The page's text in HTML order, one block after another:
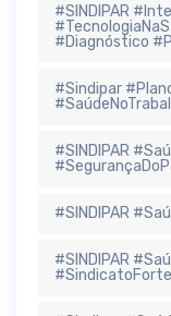
#SINDIPAR
#Diagnóstico
#Sindipar
#SINDIPAR
#SINDIPAR
#SINDIPAR